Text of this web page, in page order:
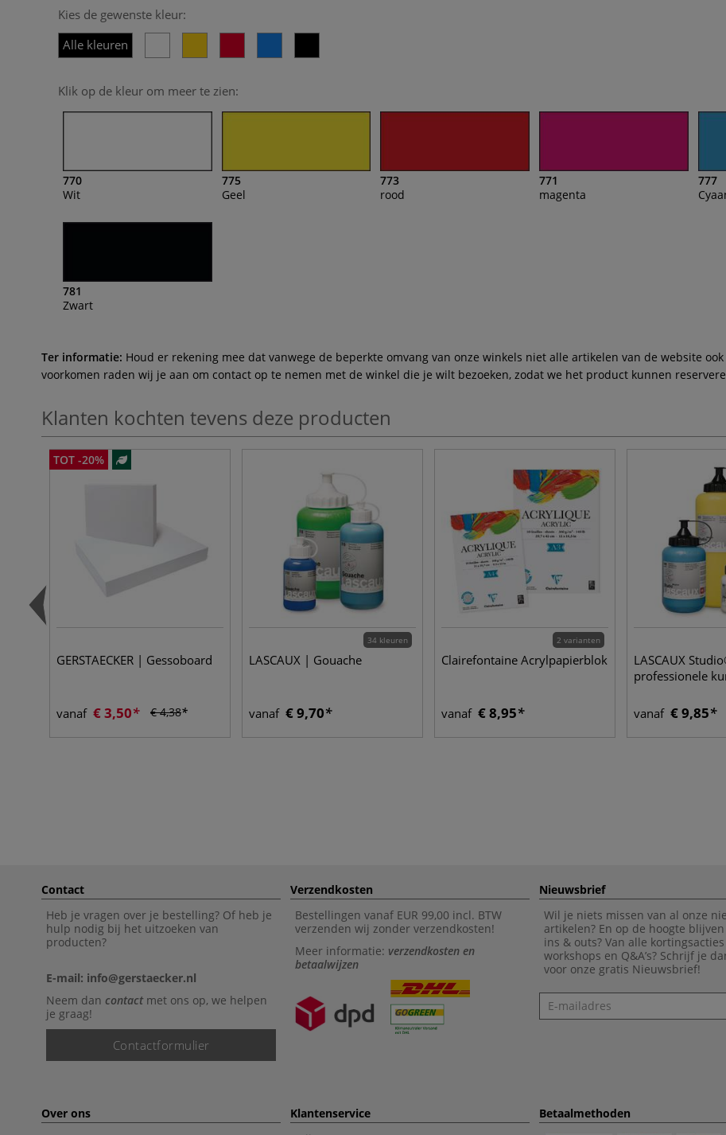
Kies de gewenste kleur:
Alle kleuren
Klik op de kleur om meer te zien:
770
Wit
775
Geel
773
rood
771
magenta
777
781
Zwart
Ter informatie: Houd er rekening mee dat vanwege de beperkte omvang van onze winkels niet alle artikelen van de website
voorkomen raden wij je aan om contact op te nemen met de winkel die je wilt bezoeken, zodat we het product kunnen
Klanten kochten tevens deze producten
TOT -20%
GERSTAECKER | Gessoboard
vanaf € 3,50 € 4,38
34 kleuren
LASCAUX | Gouache
vanaf € 9,70
2 varianten
Clairefontaine Acrylpapierblok
vanaf € 8,95
LASCAUX
professionele
vanaf € 9,85
Contact
Heb je vragen over je bestelling? Of heb je
hulp nodig bij het uitzoeken van
producten?
E-mail: info@gerstaecker.nl
Neem dan contactmet ons op, we helpen
je graag!
Contactformulier
Verzendkosten
Bestellingen vanaf EUR 99,00 incl. BTW
verzenden wij zonder verzendkosten!
Meer informatie: verzendkosten en
betaalwijzen
Nieuwsbrief
Wil je niets missen van al onze
artikelen? En op de hoogte
ins & outs? Van alle
workshops en Q&A’s? Schrijf je
voor onze gratis Nieuwsbrief!
Nieuwsbrief
Over ons
Klantenservice
Betaalmethoden